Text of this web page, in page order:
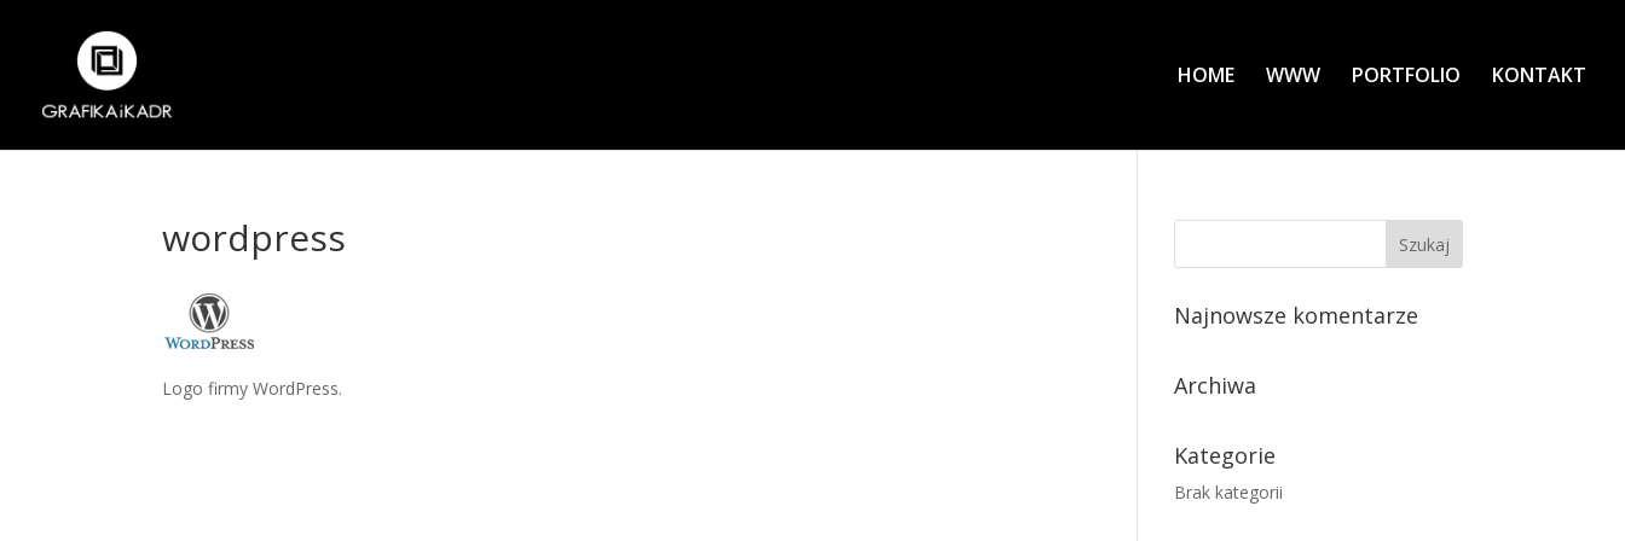
HOME WWW PORTFOLIO KONTAKT
wordpress
Logo firmy WordPress.
Najnowsze komentarze
Archiwa
Kategorie
Brak kategorii